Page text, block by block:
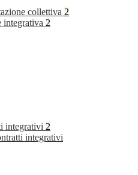
collettiva 2
integrativa 2
integrativi 2
integrativi